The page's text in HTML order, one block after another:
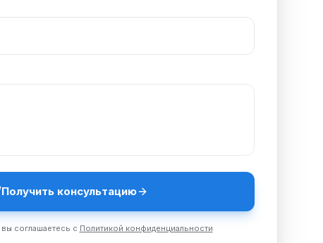
Получить консультацию
соглашаетесь с Политикой конфиденциальности